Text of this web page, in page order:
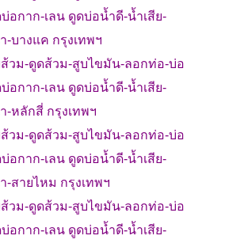
อกาก-เลน ดูดบ่อน้ำดี-น้ำเสีย-
-บางแค กรุงเทพฯ
วม-ดูดส้วม-สูบไขมัน-ลอกท่อ-บ่อ
อกาก-เลน ดูดบ่อน้ำดี-น้ำเสีย-
-หลักสี่ กรุงเทพฯ
วม-ดูดส้วม-สูบไขมัน-ลอกท่อ-บ่อ
อกาก-เลน ดูดบ่อน้ำดี-น้ำเสีย-
-สายไหม กรุงเทพฯ
วม-ดูดส้วม-สูบไขมัน-ลอกท่อ-บ่อ
อกาก-เลน ดูดบ่อน้ำดี-น้ำเสีย-